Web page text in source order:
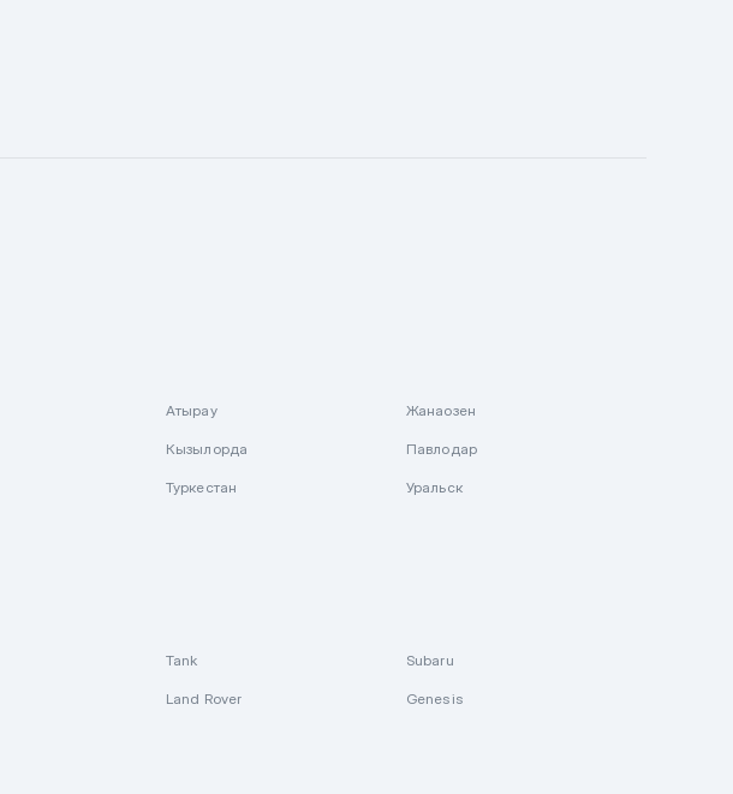
Атырау Жанаозен
Кызылорда Павлодар
Туркестан Уральск
Tank Subaru
Land Rover Genesis